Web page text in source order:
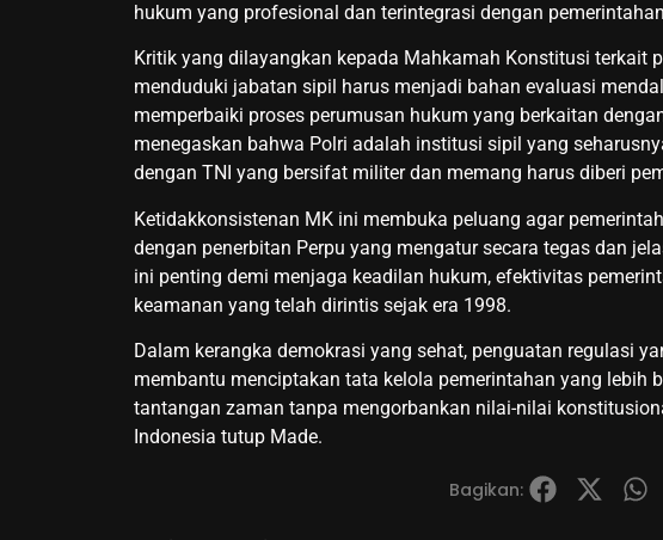
hukum yang profesional dan terintegrasi dengan
Kritik yang dilayangkan kepada Mahkamah Konstitusi
menduduki jabatan sipil harus menjadi bahan evaluasi
memperbaiki proses perumusan hukum yang berkaitan
menegaskan bahwa Polri adalah institusi sipil yang
dengan TNI yang bersifat militer dan memang harus diberi
Ketidakkonsistenan MK ini membuka peluang agar
dengan penerbitan Perpu yang mengatur secara tegas dan
ini penting demi menjaga keadilan hukum, efektivitas
keamanan yang telah dirintis sejak era 1998.
Dalam kerangka demokrasi yang sehat, penguatan regulasi
membantu menciptakan tata kelola pemerintahan yang lebih
tantangan zaman tanpa mengorbankan nilai-nilai
Indonesia tutup Made.
Bagikan: